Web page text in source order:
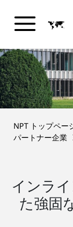
NPT トップペー
パートナー企業
インラ
た強固